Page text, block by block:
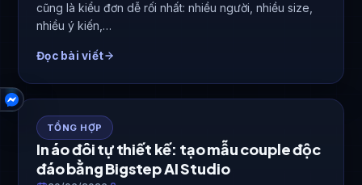
cũng là kiểu đơn dễ rối nhất: nhiều người, nhiều size,
nhiều ý kiến,…
Đọc bài viết
TỔNG HỢP
In áo đôi tự thiết kế: tạo mẫu couple độc
đáo bằng Bigstep AI Studio
HỖ TRỢ